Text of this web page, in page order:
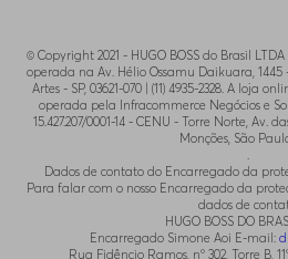
© Copyright 2021 - HUGO BOSS do Brasil
operada na Av. Hélio Ossamu Daikuara,
Artes - SP, 03621-070 | (11) 4935-2328. A loja
operada pela Infracommerce Negócios e
15.427.207/0001-14 - CENU - Torre Norte, Av.
Monções, São
.
Dados de contato do Encarregado da
Para falar com o nosso Encarregado da
dados de
HUGO BOSS DO
Encarregado Simone Aoi E-mail:
Rua Fidêncio Ramos, n° 302, Torre B,